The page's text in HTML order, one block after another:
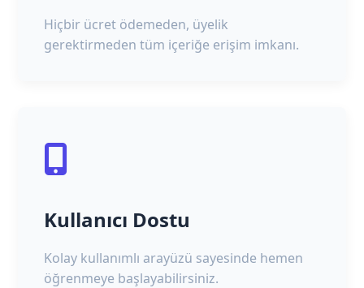
Hiçbir ücret ödemeden, üyelik
gerektirmeden tüm içeriğe erişim imkanı.
Kullanıcı Dostu
Kolay kullanımlı arayüzü sayesinde hemen
öğrenmeye başlayabilirsiniz.